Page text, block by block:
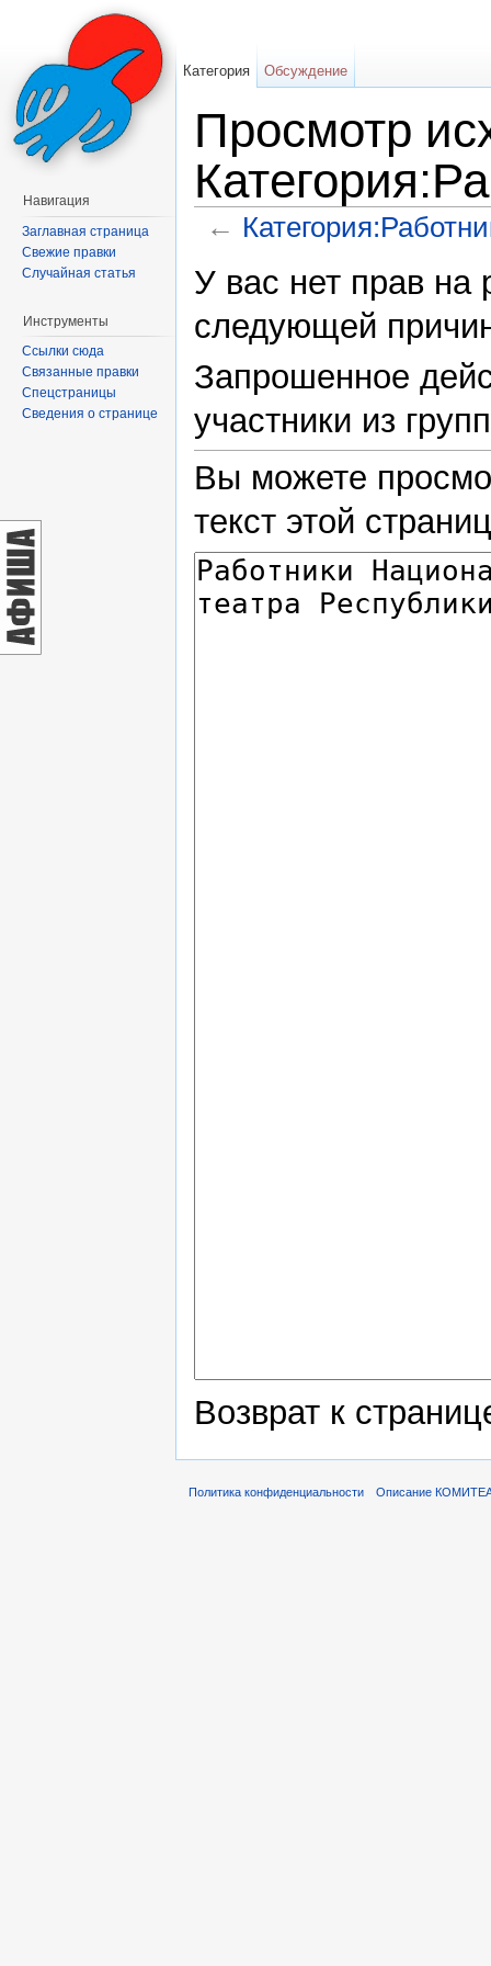
Просмотр
←
У вас нет прав на
следующей
Запрошенное
участники из
Вы можете
текст этой
Возврат к
Категория Обсуждение
Навигация
Заглавная страница
Свежие правки
Случайная статья
Инструменты
Ссылки сюда
Связанные правки
Спецстраницы
Сведения о странице
Политика конфиденциальности Описание